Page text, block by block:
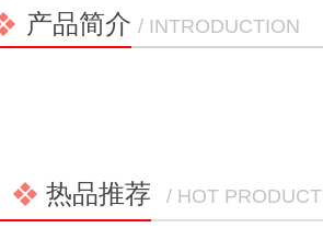
产品简介 / INTRODUCTION
热品推荐 / HOT PRODUCT